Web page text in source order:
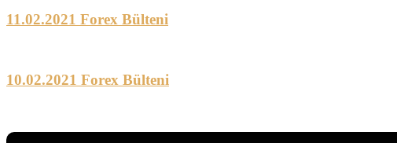
11.02.2021 Forex Bülteni
10.02.2021 Forex Bülteni